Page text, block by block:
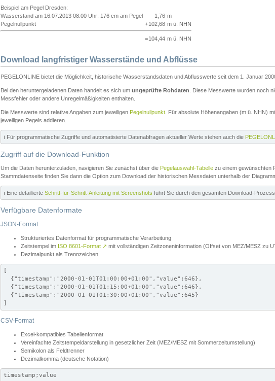
Beispiel am Pegel Dresden:
Wasserstand am 16.07.2013 08:00 Uhr: 176 cm am Pegel
1,76 m
Pegelnullpunkt
+102,68 m ü. NHN
=104,44 m ü. NHN
Download langfristiger Wasserstände und Abflüsse
PEGELONLINE bietet die Möglichkeit, historische Wasserstandsdaten und Abflusswerte seit dem 1. Januar
Bei den heruntergeladenen Daten handelt es sich um ungeprüfte Rohdaten . Diese Messwerte wurden noch
Messfehler oder andere Unregelmäßigkeiten enthalten.
Die Messwerte sind relative Angaben zum jeweiligen Pegelnullpunkt . Für absolute Höhenangaben (m ü. NHN)
jeweiligen Pegels addieren.
ℹ️ Für programmatische Zugriffe und automatisierte Datenabfragen aktueller Werte stehen auch die
Zugriff auf die Download-Funktion
Um die Daten herunterzuladen, navigieren Sie zunächst über die Pegelauswahl-Tabelle zu einem gewünschten
Stammdatenseite finden Sie dann die Option zum Download der historischen Messdaten unterhalb der
ℹ️ Eine detaillierte Schritt-für-Schritt-Anleitung mit Screenshots führt Sie durch den gesamten Download-Prozess.
Verfügbare Datenformate
JSON-Format
Strukturiertes Datenformat für programmatische Verarbeitung
Zeitstempel im ISO 8601-Format ↗ mit vollständigen Zeitzoneninformation (Offset von MEZ/MESZ zu
Dezimalpunkt als Trennzeichen
[
  {"timestamp":"2000-01-01T01:00:00+01:00","value":646},
  {"timestamp":"2000-01-01T01:15:00+01:00","value":646},
  {"timestamp":"2000-01-01T01:30:00+01:00","value":645}
]
CSV-Format
Excel-kompatibles Tabellenformat
Vereinfachte Zeitstempeldarstellung in gesetzlicher Zeit (MEZ/MESZ mit Sommerzeitumstellung)
Semikolon als Feldtrenner
Dezimalkomma (deutsche Notation)
timestamp;value